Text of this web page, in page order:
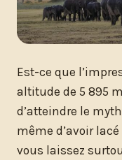
Est-ce que
altitude de 5 895
d’atteindre le
même d’avoir
vous laissez